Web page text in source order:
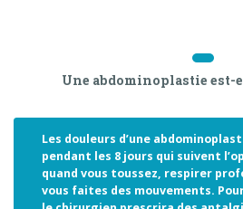
Une abdominoplastie est-
Les douleurs d’une
pendant les 8 jours qui suivent
quand vous toussez, respirer
vous faites des mouvements.